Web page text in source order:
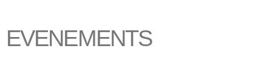
EVENEMENTS